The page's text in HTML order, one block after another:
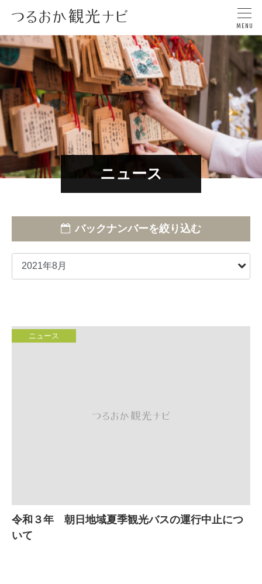
ニュース
バックナンバーを絞り込む
ニュース
令和３年 朝日地域夏季観光バスの運行中止につ
いて